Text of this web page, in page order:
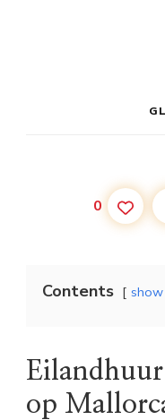
0
Contents show
op